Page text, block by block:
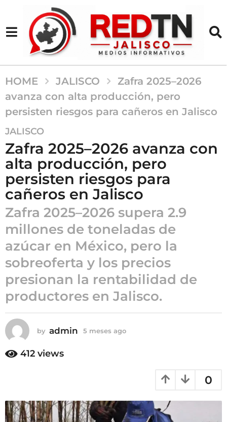
HOME JALISCO
Zafra 2025–2026
avanza con alta producción, pero
persisten riesgos para cañeros en Jalisco
5
m
e
s
e
s
a
g
o
m
e
s
e
s
g
o
JALISCO
Zafra 2025–2026 avanza con
alta producción, pero
persisten riesgos para
cañeros en Jalisco
Zafra 2025–2026 supera 2.9
millones de toneladas de
azúcar en México, pero la
sobreoferta y los precios
presionan la rentabilidad de
productores en Jalisco.
by admin 5 meses ago
o
412 views
0